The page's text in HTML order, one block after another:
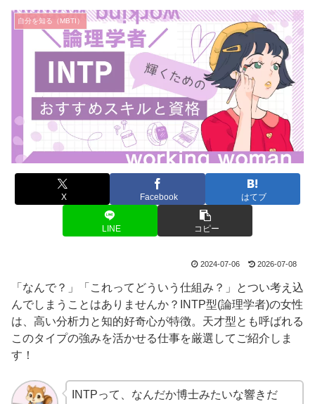
自分を知る（MBTI）
X Facebook はてブ
LINE コピー
2024-07-06 2026-07-08
「なんで？」「これってどういう仕組み？」とつい考え込
んでしまうことはありませんか？INTP型(論理学者)の女性
は、高い分析力と知的好奇心が特徴。天才型とも呼ばれる
このタイプの強みを活かせる仕事を厳選してご紹介しま
す！
INTPって、なんだか博士みたいな響きだ